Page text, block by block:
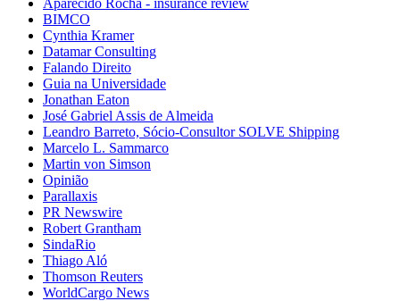
Aparecido Rocha - insurance review
BIMCO
Cynthia Kramer
Datamar Consulting
Falando Direito
Guia na Universidade
Jonathan Eaton
José Gabriel Assis de Almeida
Leandro Barreto, Sócio-Consultor SOLVE Shipping
Marcelo L. Sammarco
Martin von Simson
Opinião
Parallaxis
PR Newswire
Robert Grantham
SindaRio
Thiago Aló
Thomson Reuters
WorldCargo News